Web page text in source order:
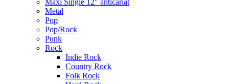
Maxi Single 12″ anticariat
Metal
Pop
Pop/Rock
Punk
Rock
Indie Rock
Country Rock
Folk Rock